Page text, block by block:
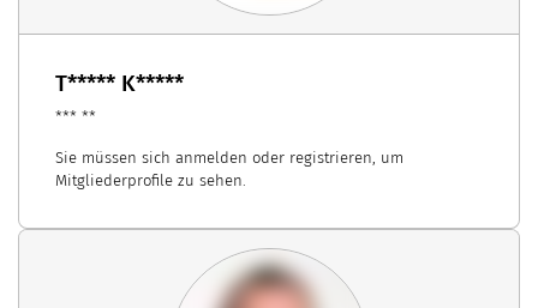
T***** K*****
*** **
Sie müssen sich anmelden oder registrieren, um
Mitgliederprofile zu sehen.